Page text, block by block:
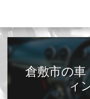
倉敷市の
ィ